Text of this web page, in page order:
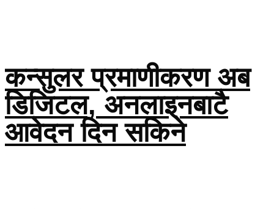
कन्सुलर प्रमाणीकरण अब
डिजिटल, अनलाइनबाटै
आवेदन दिन सकिने